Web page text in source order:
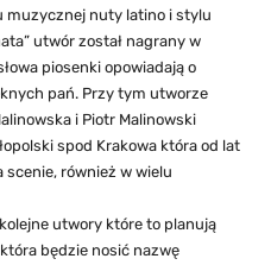
muzycznej nuty latino i stylu
utwór został nagrany w
piosenki opowiadają o
pań. Przy tym utworze
i Piotr Malinowski
spod Krakowa która od lat
scenie, również w wielu
utwory które to planują
będzie nosić nazwę